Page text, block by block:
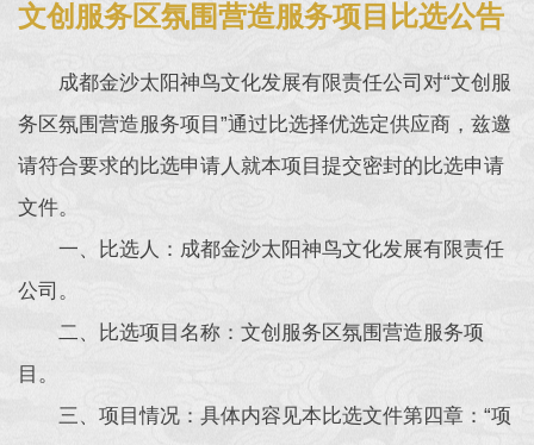
文创服务区氛围营造服务项目比选公告
成都金沙太阳神鸟文化发展有限责任公司对“文创服
务区氛围营造服务项目”通过比选择优选定供应商，兹邀
请符合要求的比选申请人就本项目提交密封的比选申请
文件。
一、比选人：成都金沙太阳神鸟文化发展有限责任
公司。
二、比选项目名称：文创服务区氛围营造服务项
目。
三、项目情况：具体内容见本比选文件第四章：“项